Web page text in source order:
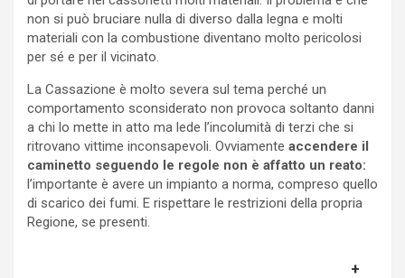
non si può bruciare nulla di diverso dalla legna e molti
materiali con la combustione diventano molto pericolosi
per sé e per il vicinato.
La Cassazione è molto severa sul tema perché un
comportamento sconsiderato non provoca soltanto danni
a chi lo mette in atto ma lede l’incolumità di terzi che si
ritrovano vittime inconsapevoli. Ovviamente accendere il
caminetto seguendo le regole non è affatto un reato:
l’importante è avere un impianto a norma, compreso quello
di scarico dei fumi. E rispettare le restrizioni della propria
Regione, se presenti.